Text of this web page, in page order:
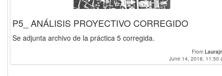
P5_ ANÁLISIS PROYECTIVO CORREGIDO
Se adjunta archivo de la práctica 5 corregida.
From
June 14, 2018, 11:50